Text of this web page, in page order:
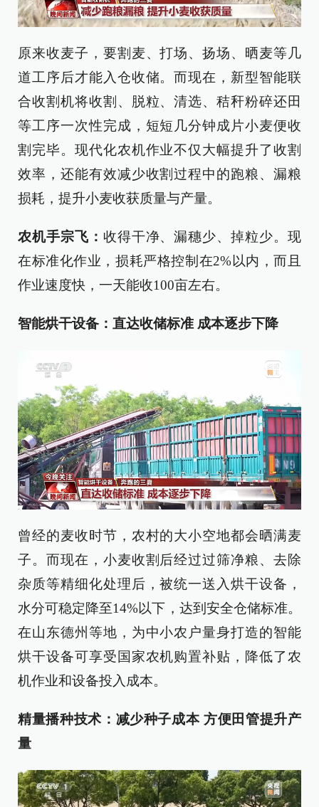
原来收麦子，要割麦、打场、扬场、晒麦等几
道工序后才能入仓收储。而现在，新型智能联
合收割机将收割、脱粒、清选、秸秆粉碎还田
等工序一次性完成，短短几分钟成片小麦便收
割完毕。现代化农机作业不仅大幅提升了收割
效率，还能有效减少收割过程中的跑粮、漏粮
损耗，提升小麦收获质量与产量。
农机手宗飞： 收得干净、漏穗少、掉粒少。现
在标准化作业，损耗严格控制在2%以内，而且
作业速度快，一天能收100亩左右。
智能烘干设备：直达收储标准 成本逐步下降
曾经的麦收时节，农村的大小空地都会晒满麦
子。而现在，小麦收割后经过过筛净粮、去除
杂质等精细化处理后，被统一送入烘干设备，
水分可稳定降至14%以下，达到安全仓储标准。
在山东德州等地，为中小农户量身打造的智能
烘干设备可享受国家农机购置补贴，降低了农
机作业和设备投入成本。
精量播种技术：减少种子成本 方便田管提升产
量